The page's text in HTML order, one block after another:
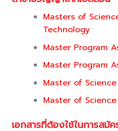
Masters of
Technology
Master Program
Master Program
Master of
Master of
เอกสารที่ต้องใช้ในการสมั